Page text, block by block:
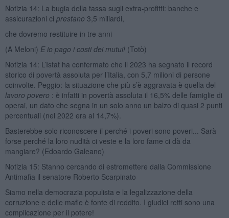
Notizia 14: La bugia della tassa sugli extra-profitti: banche e
assicurazioni ci prestano 3,5 miliardi,
che dovremo restituire in tre anni
(A Meloni) E io pago i costi dei mutui! (Totò)
Notizia 14: L’Istat ha confermato che il 2023 ha segnato il record
storico di povertà assoluta per l’Italia, con 5,7 milioni di persone
coinvolte. Peggio: la situazione che più s’è aggravata è quella del
lavoro povero : è infatti in povertà assoluta il 16,5% delle famiglie di
operai, un dato che segna in un solo anno un balzo di quasi 2 punti
percentuali (nel 2022 era al 14,7%).
Basterebbe solo riconoscere il perché i poveri sono poveri... Sarà
forse perché la loro nudità ci veste e la loro fame ci dà da
mangiare? (Edoardo Galeano)
Notizia 15: Stanno cercando di estromettere dalla Commissione
Antimafia il senatore Roberto Scarpinato
Siamo nella democrazia populista e la legalizzazione della
corruzione e delle mafie è fonte di reddito. I giudici retti sono una
complicazione per il potere!